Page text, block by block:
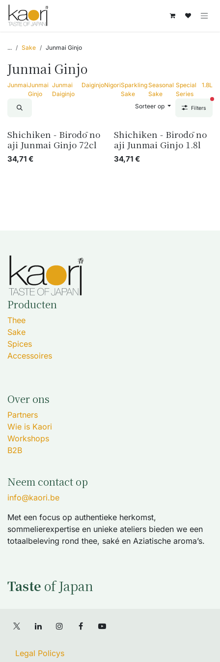
Overslaan naar inhoud
... Sake Junmai Ginjo
Junmai Ginjo
JunmaiJunmai
Ginjo
Junmai
Daiginjo
DaiginjoNigoriSparkling
Sake
Seasonal
Sake
Special
Series
1.8L
Sorteer op Filters
Shichiken - Birodō no
aji Junmai Ginjo 72cl
34,71 €
Shichiken - Birodō no
aji Junmai Ginjo 1.8l
34,71€
Producten
Thee
Sake
Spices
Accessoires
Over ons
Partners
Wie is Kaori
Workshops
B2B
Neem contact op
info@kaori.be
Met een focus op authentieke herkomst,
sommelierexpertise en unieke ateliers bieden we een
totaalbeleving rond thee, saké en Aziatische aroma’s.
Taste of Japan
Legal Policys